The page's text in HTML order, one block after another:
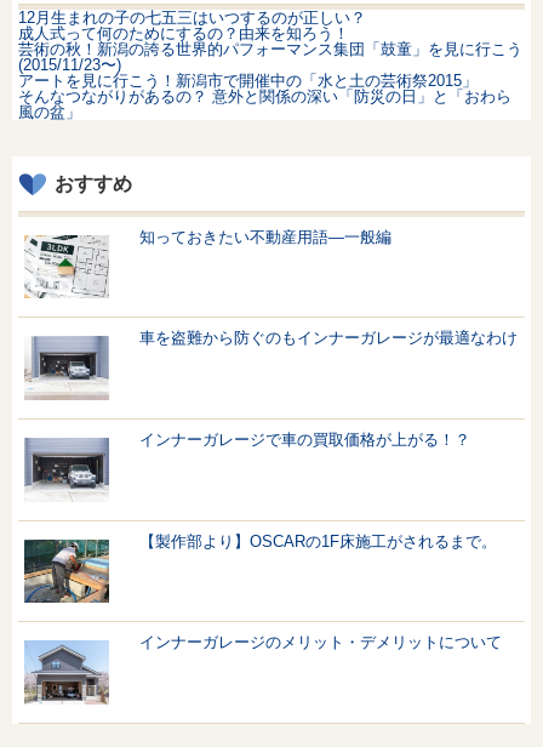
12月生まれの子の七五三はいつするのが正しい？
成人式って何のためにするの？由来を知ろう！
芸術の秋！新潟の誇る世界的パフォーマンス集団「鼓童」を見に行こう
(2015/11/23〜)
アートを見に行こう！新潟市で開催中の「水と土の芸術祭2015」
そんなつながりがあるの？ 意外と関係の深い「防災の日」と「おわら
風の盆」
おすすめ
知っておきたい不動産用語—一般編
車を盗難から防ぐのもインナーガレージが最適なわけ
インナーガレージで車の買取価格が上がる！？
【製作部より】OSCARの1F床施工がされるまで。
インナーガレージのメリット・デメリットについて